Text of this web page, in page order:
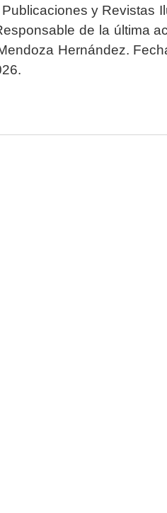
y Revistas
de la última
Hernández.